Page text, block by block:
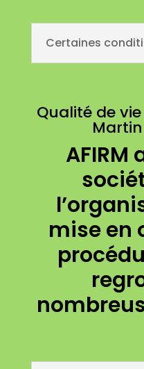
Certaines
Qualité de
AFIRM
mise en